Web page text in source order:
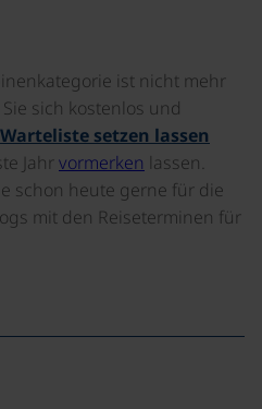
ist nicht mehr
sich kostenlos und
Warteliste setzen lassen
Jahr vormerken lassen.
schon heute gerne für die
mit den Reiseterminen für